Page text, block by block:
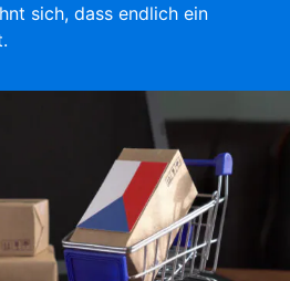
sich, dass endlich ein